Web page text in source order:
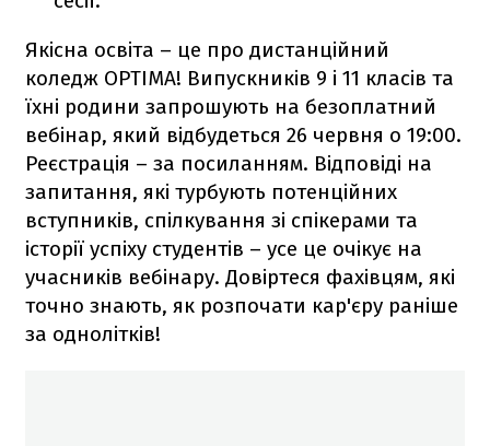
Якісна освіта – це про дистанційний
коледж OPTIMA! Випускників 9 і 11 класів та
їхні родини запрошують на безоплатний
вебінар, який відбудеться 26 червня о 19:00.
Реєстрація – за посиланням. Відповіді на
запитання, які турбують потенційних
вступників, спілкування зі спікерами та
історії успіху студентів – усе це очікує на
учасників вебінару. Довіртеся фахівцям, які
точно знають, як розпочати кар'єру раніше
за однолітків!